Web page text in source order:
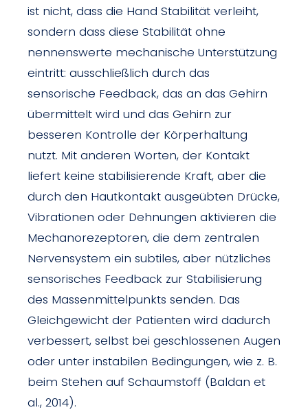
ist nicht, dass die Hand Stabilität verleiht,
sondern dass diese Stabilität ohne
nennenswerte mechanische Unterstützung
eintritt: ausschließlich durch das
sensorische Feedback, das an das Gehirn
übermittelt wird und das Gehirn zur
besseren Kontrolle der Körperhaltung
nutzt. Mit anderen Worten, der Kontakt
liefert keine stabilisierende Kraft, aber die
durch den Hautkontakt ausgeübten Drücke,
Vibrationen oder Dehnungen aktivieren die
Mechanorezeptoren, die dem zentralen
Nervensystem ein subtiles, aber nützliches
sensorisches Feedback zur Stabilisierung
des Massenmittelpunkts senden. Das
Gleichgewicht der Patienten wird dadurch
verbessert, selbst bei geschlossenen Augen
oder unter instabilen Bedingungen, wie z. B.
beim Stehen auf Schaumstoff (Baldan et
al., 2014).